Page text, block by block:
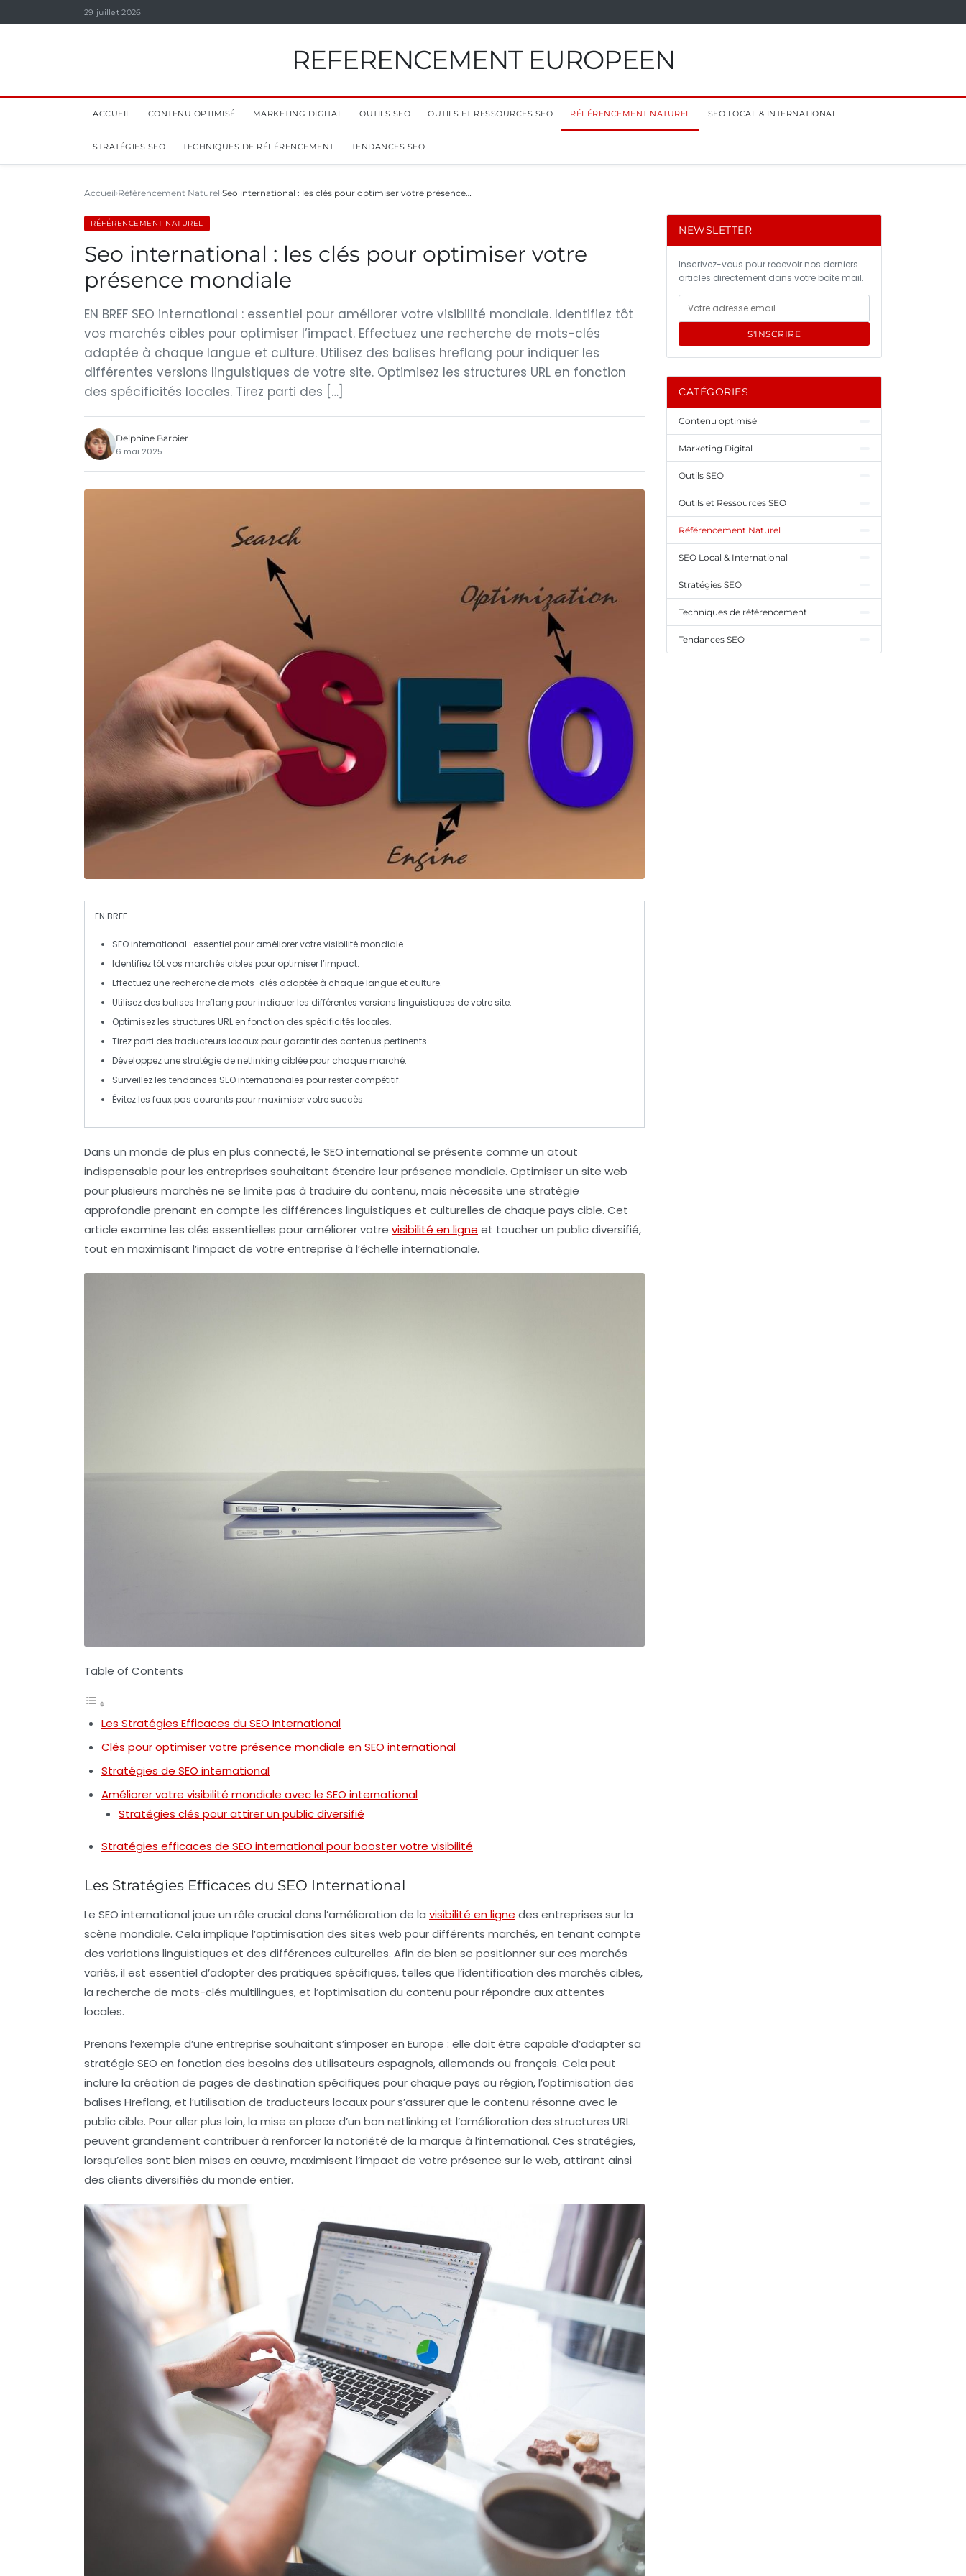
29 juillet 2026
REFERENCEMENT EUROPEEN
ACCUEIL CONTENU OPTIMISÉ MARKETING DIGITAL OUTILS SEO OUTILS ET RESSOURCES SEO RÉFÉRENCEMENT NATUREL SEO LOCAL & INTERNATIONAL
STRATÉGIES SEO TECHNIQUES DE RÉFÉRENCEMENT TENDANCES SEO
Accueil Référencement Naturel Seo international : les clés pour optimiser votre présence…
RÉFÉRENCEMENT NATUREL
Seo international : les clés pour optimiser votre
présence mondiale
EN BREF SEO international : essentiel pour améliorer votre visibilité mondiale. Identifiez tôt
vos marchés cibles pour optimiser l’impact. Effectuez une recherche de mots-clés
adaptée à chaque langue et culture. Utilisez des balises hreflang pour indiquer les
différentes versions linguistiques de votre site. Optimisez les structures URL en fonction
des spécificités locales. Tirez parti des […]
Delphine Barbier
6 mai 2025
EN BREF
SEO international : essentiel pour améliorer votrevisibilité mondiale.
Identifiez tôt vos marchés cibles pour optimiser l’impact.
Effectuez unerecherche de mots-clés adaptée à chaque langue et culture.
Utilisez des balises hreflang pour indiquer les différentes versions linguistiques de votre site.
Optimisez les structures URL en fonction des spécificités locales.
Tirez parti des traducteurs locauxpour garantir des contenus pertinents.
Développez une stratégie denetlinking ciblée pour chaque marché.
Surveillez les tendances SEOinternationales pour rester compétitif.
Évitez les faux pas courants pour maximiser votre succès.
Dans un monde de plus en plus connecté, le SEO international se présente comme un atout
indispensable pour les entreprises souhaitant étendre leurprésence mondiale. Optimiser un site web
pour plusieurs marchés ne se limite pas à traduire du contenu, mais nécessite une stratégie
approfondie prenant en compte les différences linguistiques et culturelles de chaque pays cible. Cet
article examine les clés essentielles pour améliorer votre visibilité en ligne et toucher un public diversifié,
tout en maximisant l’impact de votre entreprise à l’échelle internationale.
Table of Contents
Les Stratégies Efficaces du SEO International
Clés pour optimiser votre présence mondiale en SEO international
Stratégies de SEO international
Améliorer votre visibilité mondiale avec le SEO international
Stratégies clés pour attirer un public diversifié
Stratégies efficaces de SEO international pour booster votre visibilité
Les Stratégies Efficaces du SEO International
Le SEO international joue un rôle crucial dans l’amélioration de la visibilité en ligne des entreprises sur la
scène mondiale. Cela implique l’optimisation des sites web pour différents marchés, en tenant compte
des variations linguistiques et des différences culturelles. Afin de bien se positionner sur ces marchés
variés, il est essentiel d’adopter des pratiques spécifiques, telles que l’identification des marchés cibles,
la recherche de mots-clés multilingues, et l’optimisation du contenu pour répondre aux attentes
locales.
Prenons l’exemple d’une entreprise souhaitant s’imposer en Europe : elle doit être capable d’adapter sa
stratégie SEO en fonction des besoins des utilisateurs espagnols, allemands ou français. Cela peut
inclure la création de pages de destination spécifiques pour chaque pays ou région, l’optimisation des
balises Hreflang, et l’utilisation de traducteurs locaux pour s’assurer que le contenu résonne avec le
public cible. Pour aller plus loin, la mise en place d’un bon netlinking et l’amélioration des structures URL
peuvent grandement contribuer à renforcer la notoriété de la marque à l’international. Ces stratégies,
lorsqu’elles sont bien mises en œuvre, maximisent l’impact de votre présence sur le web, attirant ainsi
des clients diversifiés du monde entier.
NEWSLETTER
Inscrivez-vous pour recevoir nos derniers
articles directement dans votre boîte mail.
S'INSCRIRE
CATÉGORIES
Contenu optimisé
Marketing Digital
Outils SEO
Outils et Ressources SEO
Référencement Naturel
SEO Local & International
Stratégies SEO
Techniques de référencement
Tendances SEO